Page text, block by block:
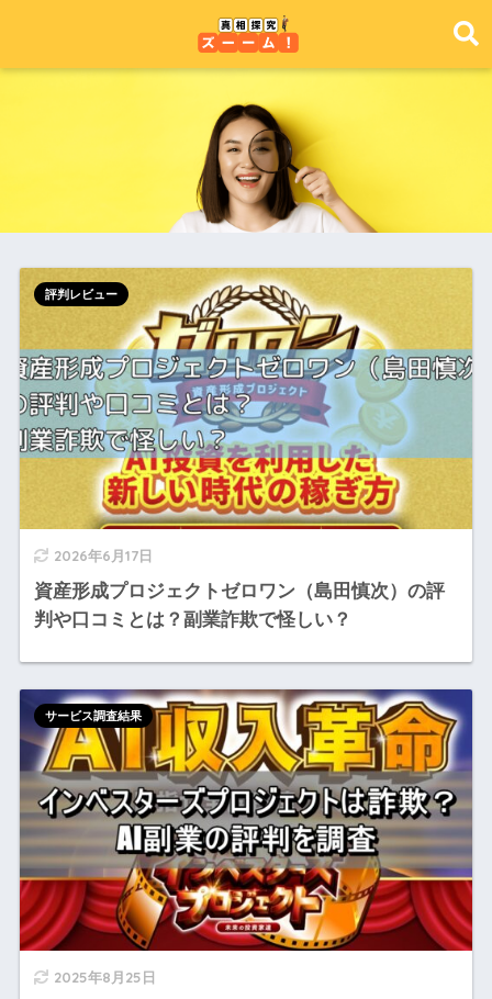
2026年6月17日
資産形成プロジェクトゼロワン（島田慎次）の評
判や口コミとは？副業詐欺で怪しい？
評判レビュー
2025年8月25日
サービス調査結果